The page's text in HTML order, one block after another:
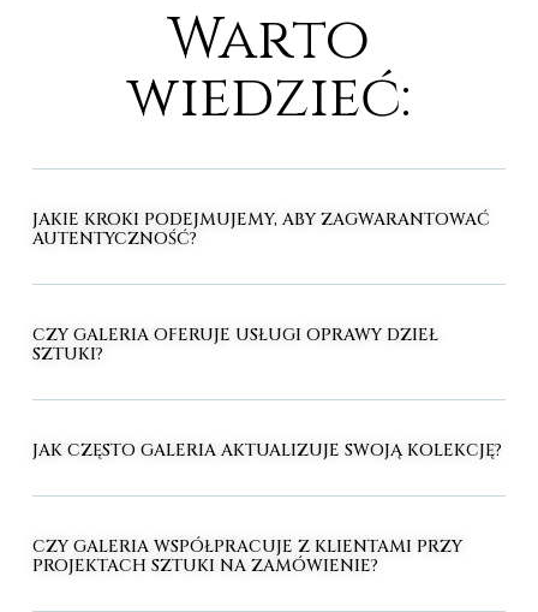
Warto
wiedzieć:
JAKIE KROKI PODEJMUJEMY, ABY ZAGWARANTOWAĆ
AUTENTYCZNOŚĆ?
CZY GALERIA OFERUJE USŁUGI OPRAWY DZIEŁ
SZTUKI?
JAK CZĘSTO GALERIA AKTUALIZUJE SWOJĄ KOLEKCJĘ?
CZY GALERIA WSPÓŁPRACUJE Z KLIENTAMI PRZY
PROJEKTACH SZTUKI NA ZAMÓWIENIE?